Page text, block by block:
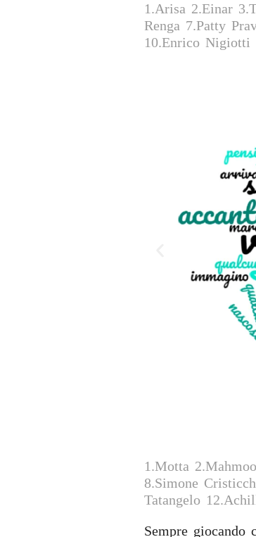
1.Arisa 2.Einar
Renga 7.Patty
10.Enrico Nigiotti
1.Motta
8.Simone
Tatangelo
Sempre giocando